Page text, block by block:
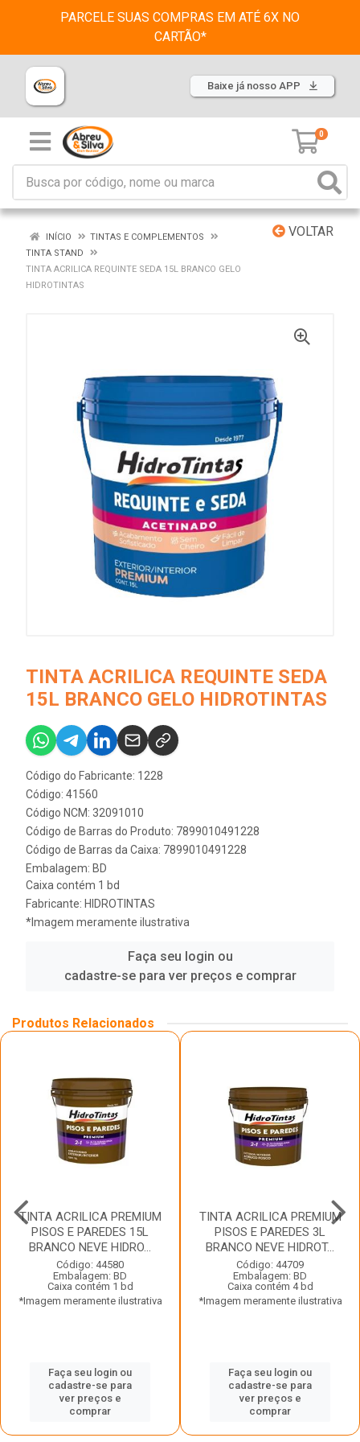
PARCELE SUAS COMPRAS EM ATÉ 6X NO
CARTÃO*
Baixe já nosso APP
0
VOLTAR
INÍCIO
TINTAS E COMPLEMENTOS
TINTA STAND
TINTA ACRILICA REQUINTE SEDA 15L BRANCO GELO
HIDROTINTAS
TINTA ACRILICA REQUINTE SEDA
15L BRANCO GELO HIDROTINTAS
Código do Fabricante: 1228
Código: 41560
Código NCM: 32091010
Código de Barras do Produto: 7899010491228
Código de Barras da Caixa: 7899010491228
Embalagem: BD
Caixa contém 1 bd
Fabricante: HIDROTINTAS
*Imagem meramente ilustrativa
Faça seu login ou
cadastre-se para ver preços e comprar
Produtos Relacionados
TINTA ACRILICA PREMIUM
PISOS E PAREDES 15L
BRANCO NEVE HIDRO...
Código: 44580
Embalagem: BD
Caixa contém 1 bd
*Imagem meramente ilustrativa
Faça seu login ou
cadastre-se para
ver preços e
comprar
TINTA ACRILICA PREMIUM
PISOS E PAREDES 3L
BRANCO NEVE HIDROT...
Código: 44709
Embalagem: BD
Caixa contém 4 bd
*Imagem meramente ilustrativa
Faça seu login ou
cadastre-se para
ver preços e
comprar